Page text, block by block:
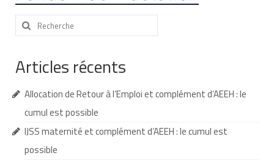
Nos partenaires
Nos livres
Nos livres adaptés
Les troubles sensoriels
Aide aux démarches
Rechercher
:
Articles récents
Allocation de Retour à l’Emploi et complément d’AEEH : le
cumul est possible
IJSS maternité et complément d’AEEH : le cumul est
possible